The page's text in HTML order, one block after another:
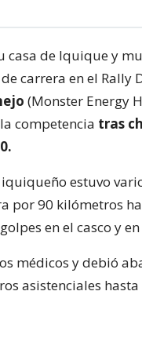
casa de Iquique y
carrera en el Rally
(Monster Energy
competencia tras
estuvo
por 90 kilómetros
en el casco y
médicos y debió
asistenciales